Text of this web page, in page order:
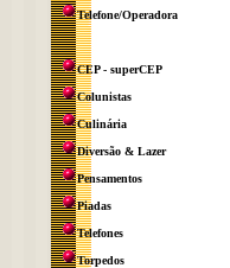
Telefone/Operadora
CEP - superCEP
Colunistas
Culinária
Diversão & Lazer
Pensamentos
Piadas
Telefones
Torpedos